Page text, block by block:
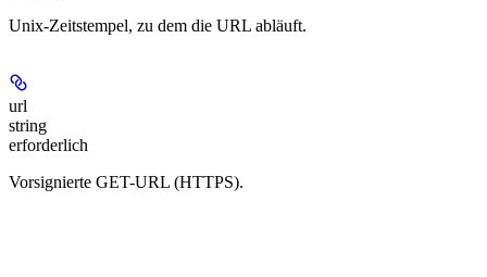
Unix-Zeitstempel, zu dem die URL abläuft.
url
string
erforderlich
Vorsignierte GET-URL (HTTPS).